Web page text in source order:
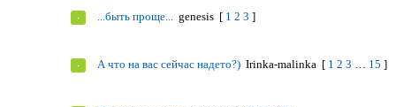
...быть проще... genesis [ 1 2 3 ]
А что на вас сейчас надето?) Irinka-malinka [ 1 2 3 … 15 ]